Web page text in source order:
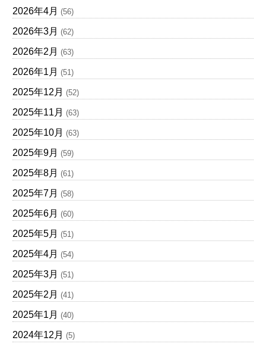
2026年4月 (56)
2026年3月 (62)
2026年2月 (63)
2026年1月 (51)
2025年12月 (52)
2025年11月 (63)
2025年10月 (63)
2025年9月 (59)
2025年8月 (61)
2025年7月 (58)
2025年6月 (60)
2025年5月 (51)
2025年4月 (54)
2025年3月 (51)
2025年2月 (41)
2025年1月 (40)
2024年12月 (5)